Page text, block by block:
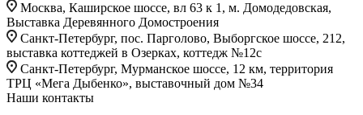
Москва, Каширское шоссе, вл 63 к 1, м. Домодедовская,
Выставка Деревянного Домостроения
Санкт-Петербург, пос. Парголово, Выборгское шоссе, 212,
выставка коттеджей в Озерках, коттедж №12c
Санкт-Петербург, Мурманское шоссе, 12 км, территория
ТРЦ «Мега Дыбенко», выставочный дом №34
Наши контакты